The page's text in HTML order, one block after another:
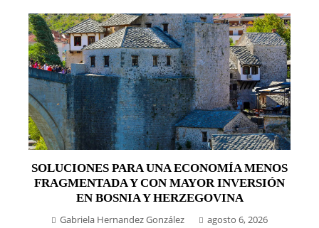
SOLUCIONES PARA UNA ECONOMÍA MENOS
FRAGMENTADA Y CON MAYOR INVERSIÓN
EN BOSNIA Y HERZEGOVINA
Gabriela Hernandez González agosto 6, 2026